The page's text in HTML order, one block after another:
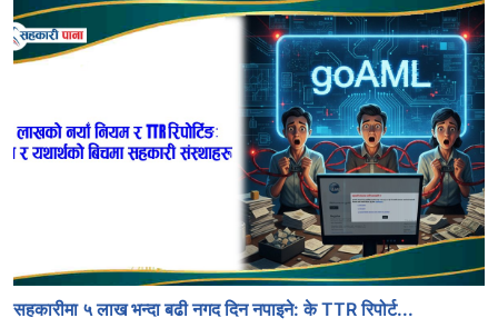
सहकारीमा ५ लाख भन्दा बढी नगद दिन नपाइने: के TTR रिपोर्ट...